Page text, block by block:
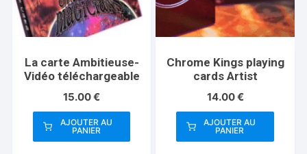
La carte Ambitieuse-
Vidéo téléchargeable
15.00€
AJOUTER AU
PANIER
Chrome Kings playing
cards Artist
14.00€
AJOUTER AU
PANIER